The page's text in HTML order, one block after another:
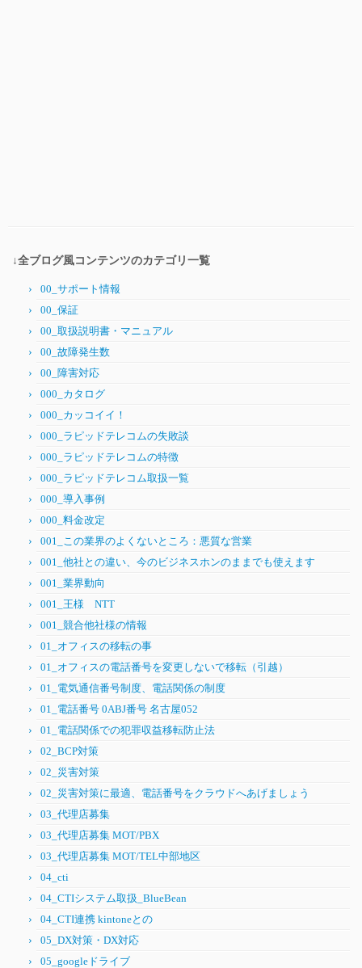
↓全ブログ風コンテンツのカテゴリ一覧
00_サポート情報
00_保証
00_取扱説明書・マニュアル
00_故障発生数
00_障害対応
000_カタログ
000_カッコイイ！
000_ラピッドテレコムの失敗談
000_ラピッドテレコムの特徴
000_ラピッドテレコム取扱一覧
000_導入事例
000_料金改定
001_この業界のよくないところ：悪質な営業
001_他社との違い、今のビジネスホンのままでも使えます
001_業界動向
001_王様 NTT
001_競合他社様の情報
01_オフィスの移転の事
01_オフィスの電話番号を変更しないで移転（引越）
01_電気通信番号制度、電話関係の制度
01_電話番号 0ABJ番号 名古屋052
01_電話関係での犯罪収益移転防止法
02_BCP対策
02_災害対策
02_災害対策に最適、電話番号をクラウドへあげましょう
03_代理店募集
03_代理店募集 MOT/PBX
03_代理店募集 MOT/TEL中部地区
04_cti
04_CTIシステム取扱_BlueBean
04_CTI連携 kintoneとの
05_DX対策・DX対応
05_googleドライブ